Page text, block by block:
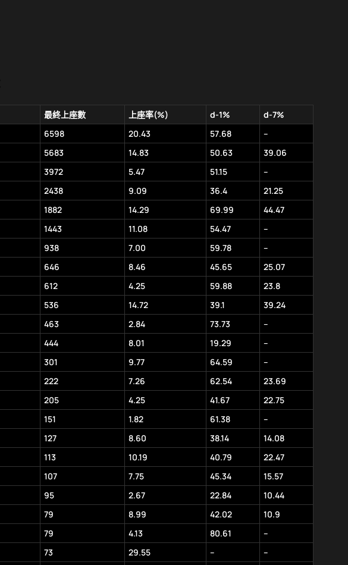
最終上座數 上座率(%) d-1%
d-7%
6598 20.43 57.68
–
5683 14.83 50.63
39.06
3972 5.47 51.15
–
2438 9.09 36.4
21.25
1882 14.29 69.99
44.47
1443 11.08 54.47
–
938 7.00 59.78
–
646 8.46 45.65
25.07
612 4.25 59.88
23.8
536 14.72 39.1
39.24
463 2.84 73.73
–
444 8.01 19.29
–
301 9.77 64.59
–
222 7.26 62.54
23.69
205 4.25 41.67
22.75
151 1.82 61.38
–
127 8.60 38.14
14.08
113 10.19 40.79
22.47
107 7.75 45.34
15.57
95 2.67 22.84
10.44
79 8.99 42.02
10.9
79 4.13 80.61
–
73 29.55 –
–